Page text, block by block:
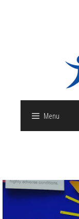
Menu